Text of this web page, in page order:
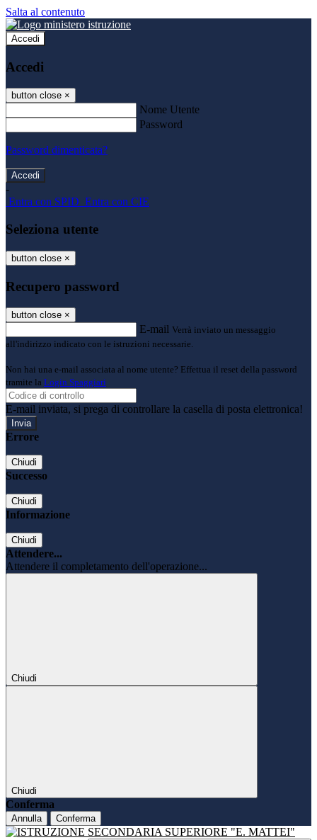
Salta al contenuto
Accedi
Accedi
button close ×
Nome Utente
Password
Password dimenticata?
-
Entra con SPID Entra con CIE
Seleziona utente
button close ×
Recupero password
button close ×
E-mail Verrà inviato un messaggio
all'indirizzo indicato con le istruzioni necessarie.
Non hai una e-mail associata al nome utente? Effettua il reset della password
tramite la Login Spaggiari
E-mail inviata, si prega di controllare la casella di posta elettronica!
Errore
Chiudi
Successo
Chiudi
Informazione
Chiudi
Attendere...
Attendere il completamento dell'operazione...
Chiudi
Chiudi
Conferma
Annulla Conferma